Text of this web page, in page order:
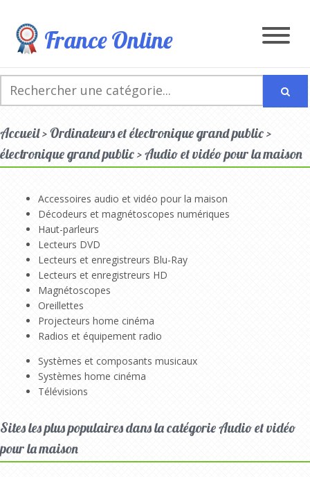
France Online
Accueil > Ordinateurs et électronique grand public >
électronique grand public > Audio et vidéo pour la maison
Accessoires audio et vidéo pour la maison
Décodeurs et magnétoscopes numériques
Haut-parleurs
Lecteurs DVD
Lecteurs et enregistreurs Blu-Ray
Lecteurs et enregistreurs HD
Magnétoscopes
Oreillettes
Projecteurs home cinéma
Radios et équipement radio
Systèmes et composants musicaux
Systèmes home cinéma
Télévisions
Sites les plus populaires dans la catégorie Audio et vidéo
pour la maison